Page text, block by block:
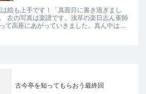
絵も上手です！「真面目に書き過ぎまし
左の写真は楽譜です。浅草の楽日志ん雀師
て高座にあがっていきました。真ん中はお
古今亭を知ってもらおう最終回